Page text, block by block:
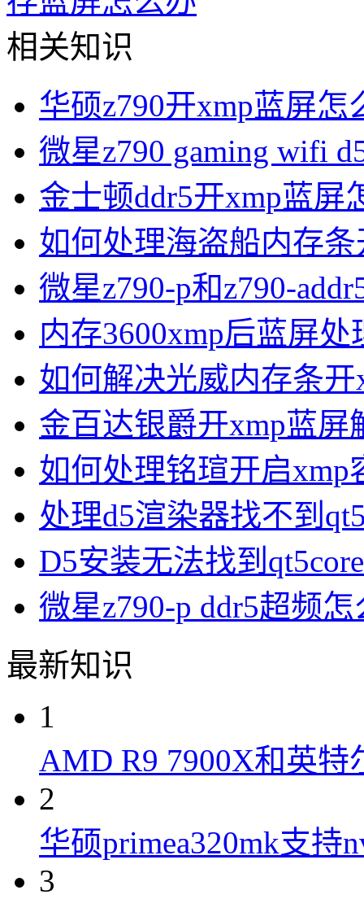
相关知识
华硕z790开xmp蓝屏怎
微星z790 gaming wifi
金士顿ddr5开xmp蓝屏
如何处理海盗船内存
微星z790-p和z790-
内存3600xmp后蓝屏处
如何解决光威内存条开
金百达银爵开xmp蓝屏
如何处理铭瑄开启xmp
处理d5渲染器找不到
D5安装无法找到
微星z790-p ddr5超频怎
最新知识
1
AMD R9 7900X和英特
2
华硕primea320mk支持
3